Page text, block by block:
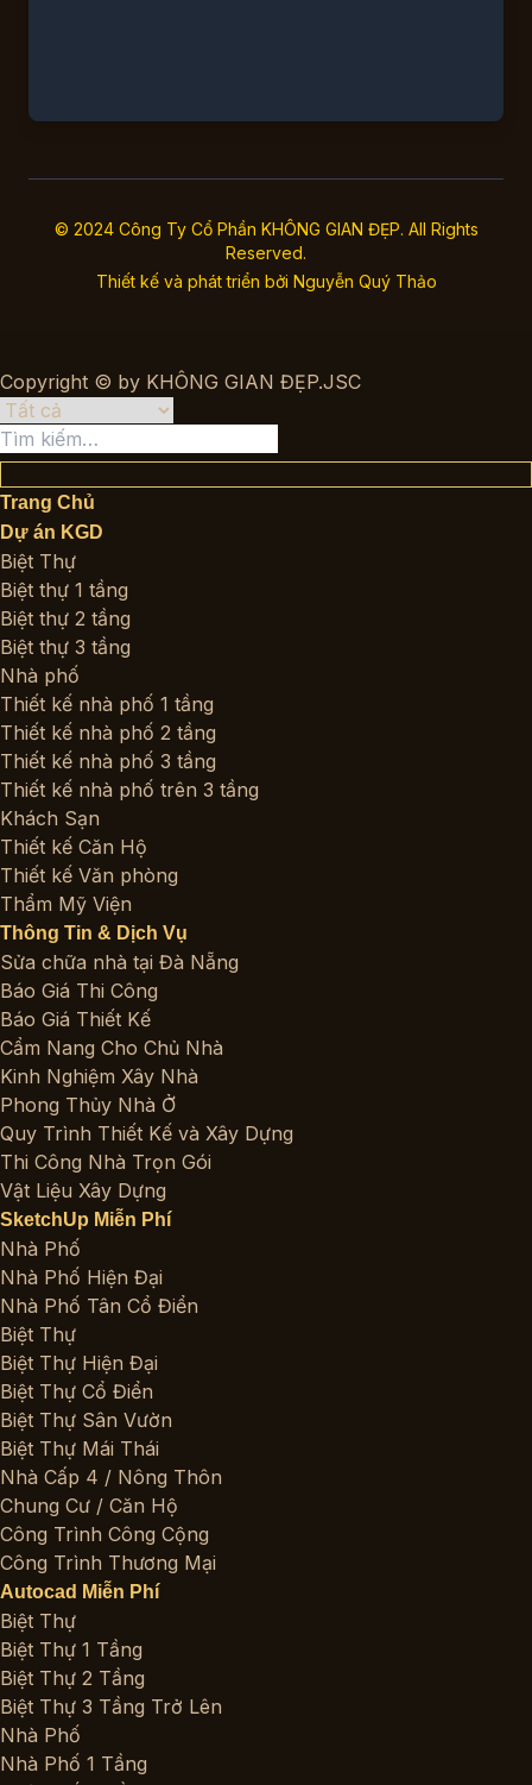
© 2024 Công Ty Cổ Phần KHÔNG GIAN ĐẸP. All Rights
Reserved.
Thiết kế và phát triển bởi Nguyễn Quý Thảo
Copyright © by KHÔNG GIAN ĐẸP.JSC
Tìm
kiếm:
Trang Chủ
Dự án KGD
Biệt Thự
Biệt thự 1 tầng
Biệt thự 2 tầng
Biệt thự 3 tầng
Nhà phố
Thiết kế nhà phố 1 tầng
Thiết kế nhà phố 2 tầng
Thiết kế nhà phố 3 tầng
Thiết kế nhà phố trên 3 tầng
Khách Sạn
Thiết kế Căn Hộ
Thiết kế Văn phòng
Thẩm Mỹ Viện
Thông Tin & Dịch Vụ
Sửa chữa nhà tại Đà Nẵng
Báo Giá Thi Công
Báo Giá Thiết Kế
Cẩm Nang Cho Chủ Nhà
Kinh Nghiệm Xây Nhà
Phong Thủy Nhà Ở
Quy Trình Thiết Kế và Xây Dựng
Thi Công Nhà Trọn Gói
Vật Liệu Xây Dựng
SketchUp Miễn Phí
Nhà Phố
Nhà Phố Hiện Đại
Nhà Phố Tân Cổ Điển
Biệt Thự
Biệt Thự Hiện Đại
Biệt Thự Cổ Điển
Biệt Thự Sân Vườn
Biệt Thự Mái Thái
Nhà Cấp 4 / Nông Thôn
Chung Cư / Căn Hộ
Công Trình Công Cộng
Công Trình Thương Mại
Autocad Miễn Phí
Biệt Thự
Biệt Thự 1 Tầng
Biệt Thự 2 Tầng
Biệt Thự 3 Tầng Trở Lên
Nhà Phố
Nhà Phố 1 Tầng